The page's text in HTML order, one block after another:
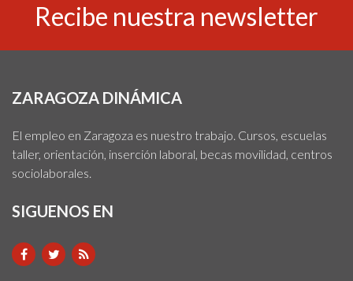
Recibe nuestra newsletter
ZARAGOZA DINÁMICA
El empleo en Zaragoza es nuestro trabajo. Cursos, escuelas
taller, orientación, inserción laboral, becas movilidad, centros
sociolaborales.
SIGUENOS EN